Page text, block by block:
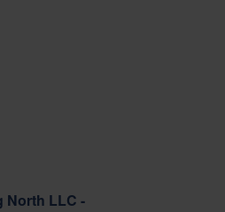
North LLC -